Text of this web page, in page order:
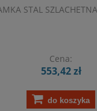
STAL
Cena:
553,42 zł
do koszyka